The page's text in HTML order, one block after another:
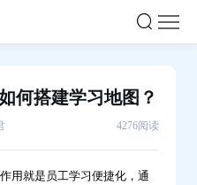
何搭建学习地图？
4276阅读
用就是员工学习便捷化，通